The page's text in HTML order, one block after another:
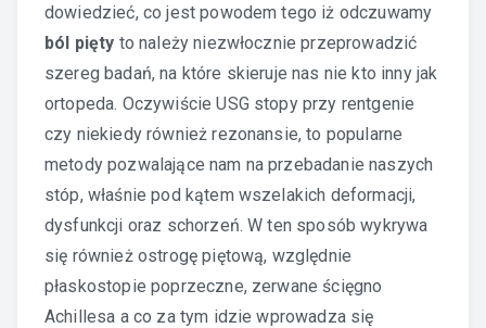
dowiedzieć, co jest powodem tego iż odczuwamy
ból pięty to należy niezwłocznie przeprowadzić
szereg badań, na które skieruje nas nie kto inny jak
ortopeda. Oczywiście USG stopy przy rentgenie
czy niekiedy również rezonansie, to popularne
metody pozwalające nam na przebadanie naszych
stóp, właśnie pod kątem wszelakich deformacji,
dysfunkcji oraz schorzeń. W ten sposób wykrywa
się również ostrogę piętową, względnie
płaskostopie poprzeczne, zerwane ścięgno
Achillesa a co za tym idzie wprowadza się